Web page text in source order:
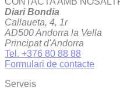
Diari Bondia
Callaueta, 4, 1r
AD500 Andorra la Vella
Principat d'Andorra
Tel. +376 80 88 88
Formulari de contacte
Serveis